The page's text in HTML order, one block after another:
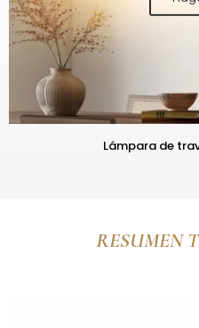
Lámpara de
RESUMEN